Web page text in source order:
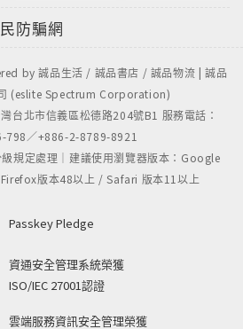
防騙網
by 誠品生活 / 誠品書店 / 誠品物流 | 誠品
(eslite Spectrum Corporation)
台北市信義區松德路204號B1 服務電話：
798／+886-2-8789-8921
規定處理｜建議使用瀏覽器版本：Google
版本48以上 / Safari 版本11以上
Passkey Pledge
資通安全管理系統榮獲
ISO/IEC 27001認證
雲端服務資訊安全管理榮獲